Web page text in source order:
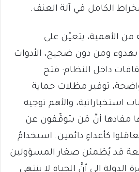
الكامل في آلة العنف.
الأهمية، يتعيّن على
ومن دون ضجيج، الأدوات
داخل النظام: فتح
توفير مظلات حماية
استخباراتية، والأهم توجيه
مفادها أنَّ مَن يتوقّفون عن
كأعداءٍ دائمين. استخدامُ
قد يُطَمئن صغار المسؤولين
الدولة إلى أنَّ الحياة لا تنتهي